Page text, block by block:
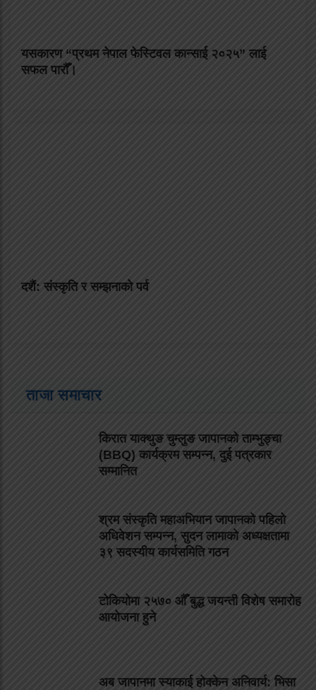
यसकारण “प्रथम नेपाल फेस्टिवल कान्साई २०२५” लाई
सफल पारौँ।
दशैं: संस्कृति र सम्झनाको पर्व
ताजा समाचार
किरात याक्थुङ चुम्लुङ जापानको ताम्भुङ्चा
(BBQ) कार्यक्रम सम्पन्न, दुई पत्रकार
सम्मानित
श्रम संस्कृति महाअभियान जापानको पहिलो
अधिवेशन सम्पन्न, सुदन लामाको अध्यक्षतामा
३९ सदस्यीय कार्यसमिति गठन
टोकियोमा २५७० औँ बुद्ध जयन्ती विशेष समारोह
आयोजना हुने
अब जापानमा स्याकाई होक्केन अनिवार्य: भिसा